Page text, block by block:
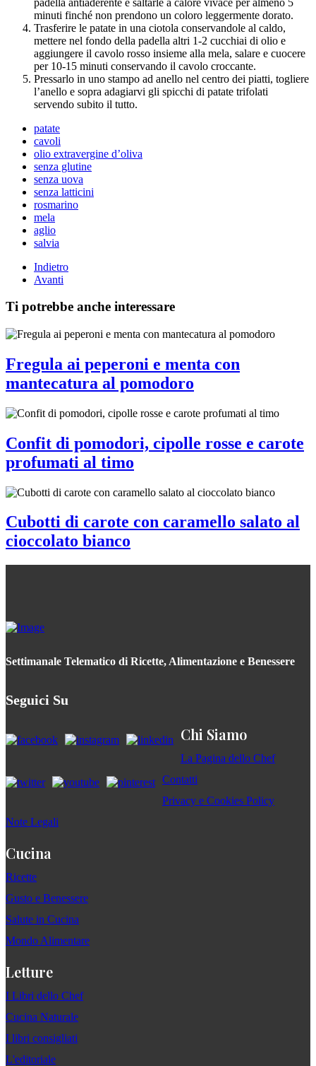
minuti finché non prendono un coloro leggermente dorato.
Trasferire le patate in una ciotola conservandole al caldo,
mettere nel fondo della padella altri 1-2 cucchiai di olio e
aggiungere il cavolo rosso insieme alla mela, salare e cuocere
per 10-15 minuti conservando il cavolo croccante.
Pressarlo in uno stampo ad anello nel centro dei piatti, togliere
l’anello e sopra adagiarvi gli spicchi di patate trifolati
servendo subito il tutto.
patate
cavoli
olio extravergine d’oliva
senza glutine
senza uova
senza latticini
rosmarino
mela
aglio
salvia
Indietro
Avanti
Ti potrebbe anche interessare
Fregula ai peperoni e menta con
mantecatura al pomodoro
Confit di pomodori, cipolle rosse e carote
profumati al timo
Cubotti di carote con caramello salato al
cioccolato bianco
Settimanale Telematico di Ricette, Alimentazione e Benessere
Seguici Su
Chi Siamo
La Pagina dello Chef
Contatti
Privacy e Cookies Policy
Note Legali
Cucina
Ricette
Gusto e Benessere
Salute in Cucina
Mondo Alimentare
Letture
I Libri dello Chef
Cucina Naturale
I libri consigliati
L'editoriale